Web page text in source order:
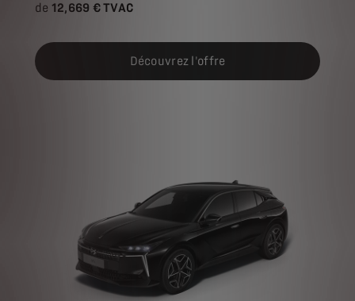
de 12,669 € TVAC
Découvrez l'offre